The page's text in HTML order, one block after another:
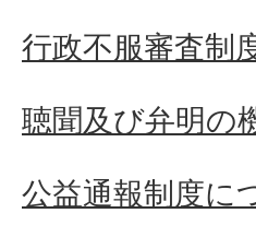
行政不服審査制
聴聞及び弁明の
公益通報制度に